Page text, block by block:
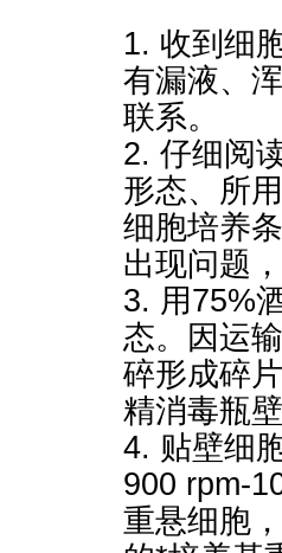
1. 收到细
有漏液、
联系。
2. 仔细阅
形态、所
细胞培养
出现问题
3. 用75%
态。因运
碎形成碎
精消毒瓶
4. 贴壁细
900 rpm-
重悬细胞